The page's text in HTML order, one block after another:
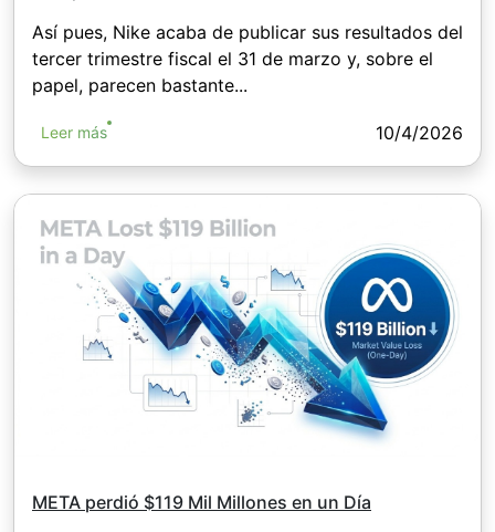
Así pues, Nike acaba de publicar sus resultados del
tercer trimestre fiscal el 31 de marzo y, sobre el
papel, parecen bastante...
Leer más 10/4/2026
META perdió $119 Mil Millones en un Día